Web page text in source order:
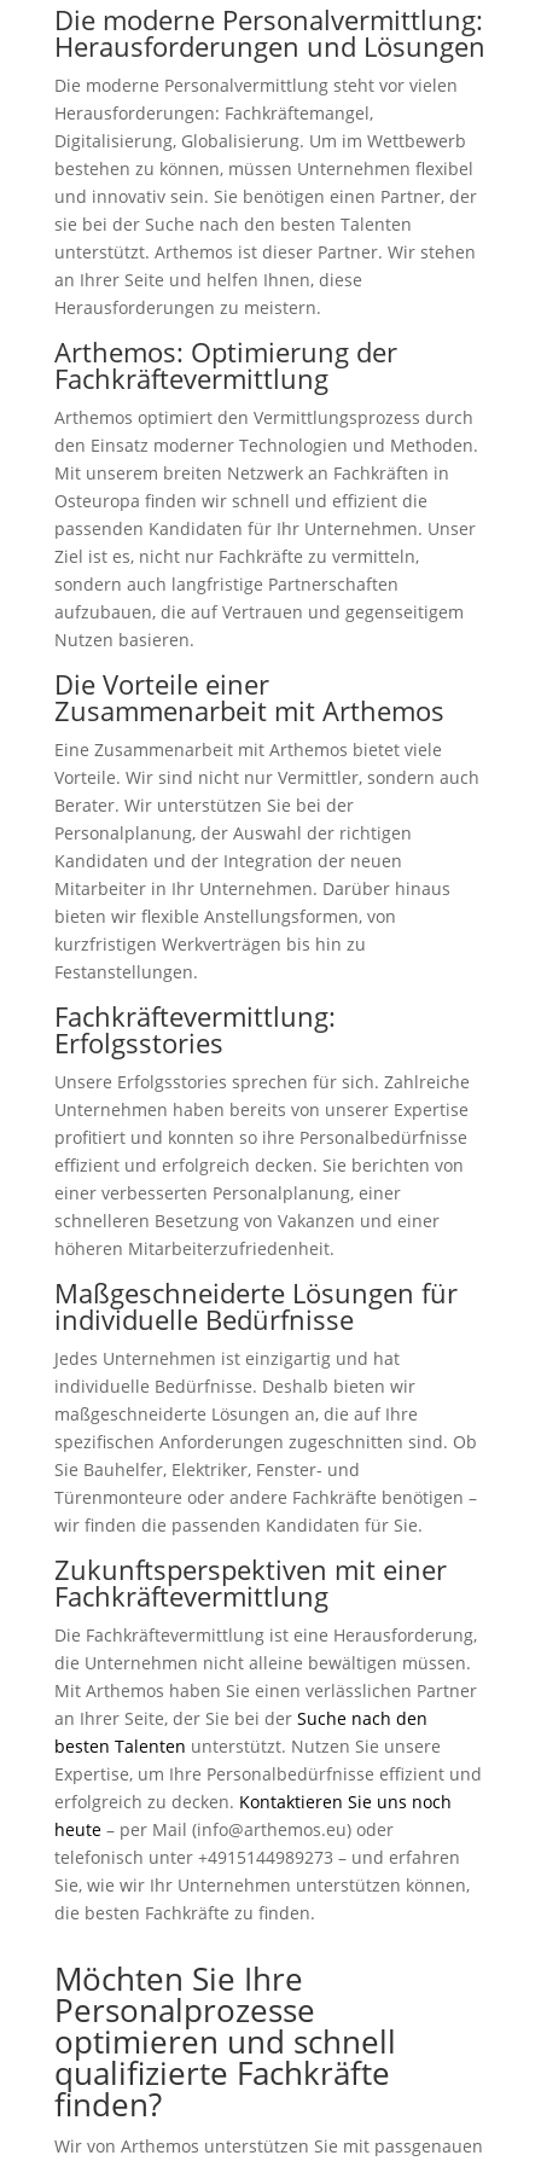
Die moderne Personalvermittlung:
Herausforderungen und Lösungen
Die moderne Personalvermittlung steht vor vielen
Herausforderungen: Fachkräftemangel,
Digitalisierung, Globalisierung. Um im Wettbewerb
bestehen zu können, müssen Unternehmen flexibel
und innovativ sein. Sie benötigen einen Partner, der
sie bei der Suche nach den besten Talenten
unterstützt. Arthemos ist dieser Partner. Wir stehen
an Ihrer Seite und helfen Ihnen, diese
Herausforderungen zu meistern.
Arthemos: Optimierung der
Fachkräftevermittlung
Arthemos optimiert den Vermittlungsprozess durch
den Einsatz moderner Technologien und Methoden.
Mit unserem breiten Netzwerk an Fachkräften in
Osteuropa finden wir schnell und effizient die
passenden Kandidaten für Ihr Unternehmen. Unser
Ziel ist es, nicht nur Fachkräfte zu vermitteln,
sondern auch langfristige Partnerschaften
aufzubauen, die auf Vertrauen und gegenseitigem
Nutzen basieren.
Die Vorteile einer
Zusammenarbeit mit Arthemos
Eine Zusammenarbeit mit Arthemos bietet viele
Vorteile. Wir sind nicht nur Vermittler, sondern auch
Berater. Wir unterstützen Sie bei der
Personalplanung, der Auswahl der richtigen
Kandidaten und der Integration der neuen
Mitarbeiter in Ihr Unternehmen. Darüber hinaus
bieten wir flexible Anstellungsformen, von
kurzfristigen Werkverträgen bis hin zu
Festanstellungen.
Fachkräftevermittlung:
Erfolgsstories
Unsere Erfolgsstories sprechen für sich. Zahlreiche
Unternehmen haben bereits von unserer Expertise
profitiert und konnten so ihre Personalbedürfnisse
effizient und erfolgreich decken. Sie berichten von
einer verbesserten Personalplanung, einer
schnelleren Besetzung von Vakanzen und einer
höheren Mitarbeiterzufriedenheit.
Maßgeschneiderte Lösungen für
individuelle Bedürfnisse
Jedes Unternehmen ist einzigartig und hat
individuelle Bedürfnisse. Deshalb bieten wir
maßgeschneiderte Lösungen an, die auf Ihre
spezifischen Anforderungen zugeschnitten sind. Ob
Sie Bauhelfer, Elektriker, Fenster- und
Türenmonteure oder andere Fachkräfte benötigen –
wir finden die passenden Kandidaten für Sie.
Zukunftsperspektiven mit einer
Fachkräftevermittlung
Die Fachkräftevermittlung ist eine Herausforderung,
die Unternehmen nicht alleine bewältigen müssen.
Mit Arthemos haben Sie einen verlässlichen Partner
an Ihrer Seite, der Sie bei der Suche nach den
besten Talenten unterstützt. Nutzen Sie unsere
Expertise, um Ihre Personalbedürfnisse effizient und
erfolgreich zu decken. Kontaktieren Sie uns noch
heute– per Mail (info@arthemos.eu) oder
telefonisch unter +4915144989273 – und erfahren
Sie, wie wir Ihr Unternehmen unterstützen können,
die besten Fachkräfte zu finden.
Möchten Sie Ihre
Personalprozesse
optimieren und schnell
qualifizierte Fachkräfte
finden?
Wir von Arthemos unterstützen Sie mit passgenauen